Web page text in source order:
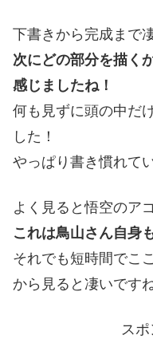
下書きから完成まで
次にどの部分を描く
感じましたね！
何も見ずに頭の中だ
した！
やっぱり書き慣れて
よく見ると悟空のア
これは鳥山さん自身
それでも短時間でこ
から見ると凄いです
スポ